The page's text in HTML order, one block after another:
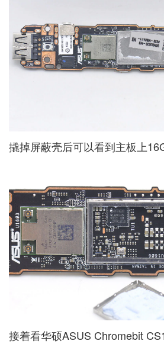
撬掉屏蔽壳后可以看到主板上
接着看华硕ASUS Chromebit